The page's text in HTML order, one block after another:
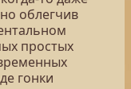
облегчив
простых
гонки